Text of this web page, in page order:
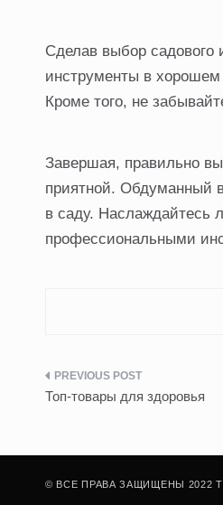
Сделав выбор садового
инструменты в хорошем
Кроме того, не
Завершая, правильно
приятной. Обдуманный
в саду. Наслаждайтесь
профессиональными
Навигация
записям
Топ-товары для здоровья
© ВСЕ ПРАВА ЗАЩИЩЕНЫ 2022